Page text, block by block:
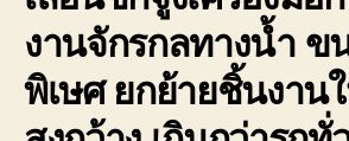
งานจักรกลทางน้ำ
พิเษศ ยกย้ายชิ้นงาน